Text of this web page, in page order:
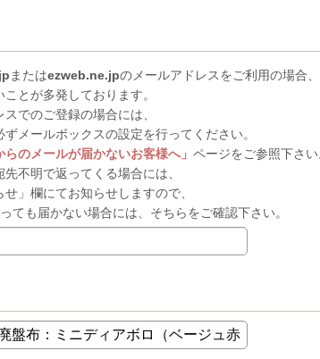
またはezweb.ne.jpのメールアドレスをご利用の場合、
とが多発しております。
でのご登録の場合には、
メールボックスの設定を行ってください。
らのメールが届かないお客様へ」 ページをご参照下さい
不明で返ってくる場合には、
」欄にてお知らせしますので、
ても届かない場合には、そちらをご確認下さい。